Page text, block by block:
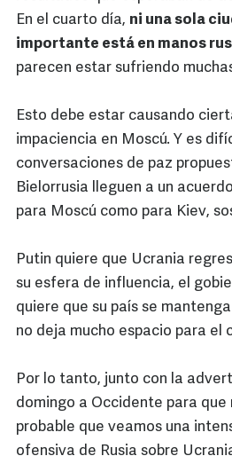
En el cuarto día, ni una sola
importante está en manos
parecen estar sufriendo
Esto debe estar causando
impaciencia en Moscú. Y es
conversaciones de paz
Bielorrusia lleguen a un
para Moscú como para Kiev,
Putin quiere que Ucrania
su esfera de influencia, el
quiere que su país se
no deja mucho espacio para el
Por lo tanto, junto con la
domingo a Occidente para
probable que veamos una
ofensiva de Rusia sobre